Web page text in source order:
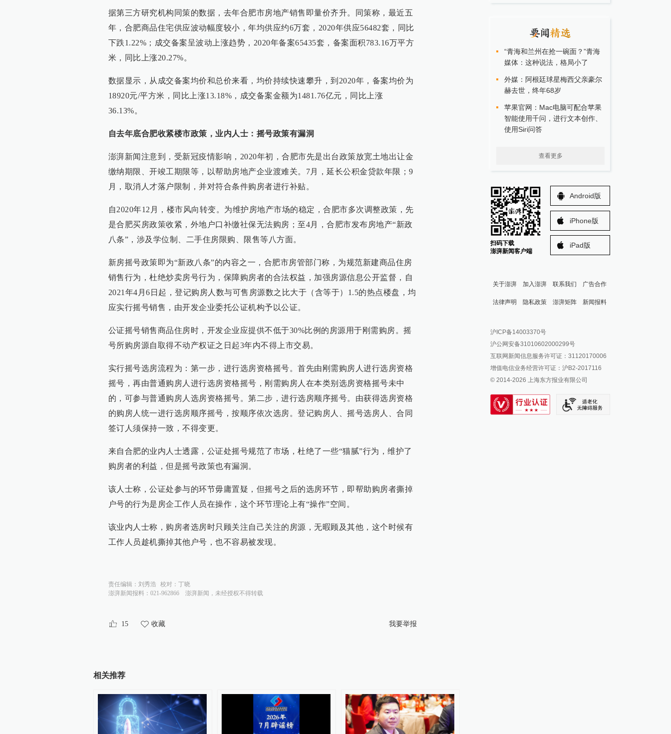
据第三方研究机构同策的数据，去年合肥市房地产销售即量价齐升。同策称，最近五
年，合肥商品住宅供应波动幅度较小，年均供应约6万套，2020年供应56482套，同比
下跌1.22%；成交备案呈波动上涨趋势，2020年备案65435套，备案面积783.16万平方
米，同比上涨20.27%。
数据显示，从成交备案均价和总价来看，均价持续快速攀升，到2020年，备案均价为
18920元/平方米，同比上涨13.18%，成交备案金额为1481.76亿元，同比上涨
36.13%。
自去年底合肥收紧楼市政策，业内人士：摇号政策有漏洞
澎湃新闻注意到，受新冠疫情影响，2020年初，合肥市先是出台政策放宽土地出让金
缴纳期限、开竣工期限等，以帮助房地产企业渡难关。7月，延长公积金贷款年限；9
月，取消人才落户限制，并对符合条件购房者进行补贴。
自2020年12月，楼市风向转变。为维护房地产市场的稳定，合肥市多次调整政策，先
是合肥买房政策收紧，外地户口补缴社保无法购房；至4月，合肥市发布房地产“新政
八条”，涉及学位制、二手住房限购、限售等八方面。
新房摇号政策即为“新政八条”的内容之一，合肥市房管部门称，为规范新建商品住房
销售行为，杜绝炒卖房号行为，保障购房者的合法权益，加强房源信息公开监督，自
2021年4月6日起，登记购房人数与可售房源数之比大于（含等于）1.5的热点楼盘，均
应实行摇号销售，由开发企业委托公证机构予以公证。
公证摇号销售商品住房时，开发企业应提供不低于30%比例的房源用于刚需购房。摇
号所购房源自取得不动产权证之日起3年内不得上市交易。
实行摇号选房流程为：第一步，进行选房资格摇号。首先由刚需购房人进行选房资格
摇号，再由普通购房人进行选房资格摇号，刚需购房人在本类别选房资格摇号未中
的，可参与普通购房人选房资格摇号。第二步，进行选房顺序摇号。由获得选房资格
的购房人统一进行选房顺序摇号，按顺序依次选房。登记购房人、摇号选房人、合同
签订人须保持一致，不得变更。
来自合肥的业内人士透露，公证处摇号规范了市场，杜绝了一些“猫腻”行为，维护了
购房者的利益，但是摇号政策也有漏洞。
该人士称，公证处参与的环节毋庸置疑，但摇号之后的选房环节，即帮助购房者撕掉
户号的行为是房企工作人员在操作，这个环节理论上有“操作”空间。
该业内人士称，购房者选房时只顾关注自己关注的房源，无暇顾及其他，这个时候有
工作人员趁机撕掉其他户号，也不容易被发现。
责任编辑： 刘秀浩 校对： 丁晓
澎湃新闻报料：021-962866
澎湃新闻，未经授权不得转载
15 收藏 我要举报
相关推荐
“青海和兰州在抢一碗面？”青海
媒体：这种说法，格局小了
外媒：阿根廷球星梅西父亲豪尔
赫去世，终年68岁
苹果官网：Mac电脑可配合苹果
智能使用千问，进行文本创作、
使用Siri问答
查看更多
扫码下载
澎湃新闻客户端
Android版
iPhone版
iPad版
关于澎湃 加入澎湃 联系我们 广告合作
法律声明 隐私政策 澎湃矩阵
澎湃新闻公众号
澎湃新闻抖音号
派生万物开放平台
IP SHANGHAI
SIXTH TONE
新闻报料
报料邮箱: news@thepaper.cn
沪ICP备14003370号
沪公网安备31010602000299号
互联网新闻信息服务许可证：31120170006
增值电信业务经营许可证：沪B2-2017116
© 2014-2026 上海东方报业有限公司